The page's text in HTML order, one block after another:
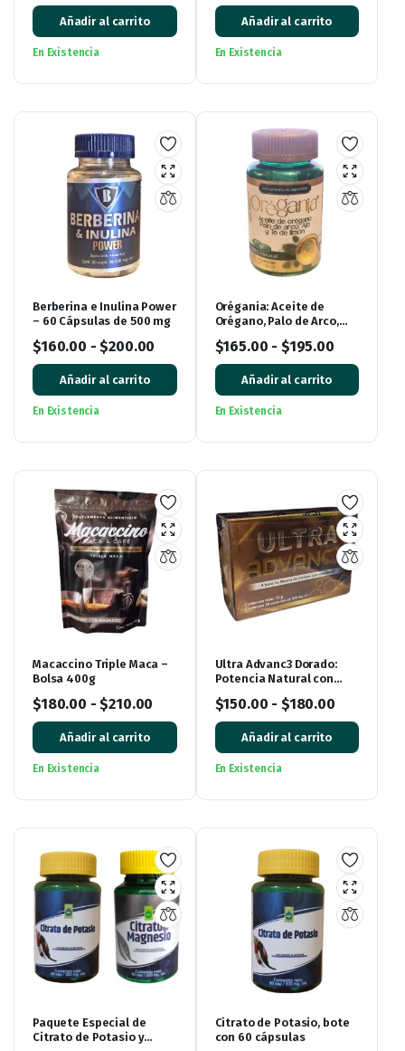
Añadir al carrito
En Existencia
Añadir al carrito
En Existencia
Berberina e Inulina Power
– 60 Cápsulas de 500 mg
$160.00 - $200.00
Añadir al carrito
En Existencia
Orégania: Aceite de
Orégano, Palo de Arco,
cápsulas
$165.00 - $195.00
Añadir al carrito
En Existencia
Macaccino Triple Maca –
Bolsa 400g
$180.00 -$210.00
Añadir al carrito
En Existencia
Ultra Advanc3 Dorado:
Potencia Natural con
$150.00 - $180.00
Añadir al carrito
En Existencia
Paquete Especial de
Citrato de Potasio y
Citrato de Potasio, bote
con 60 cápsulas